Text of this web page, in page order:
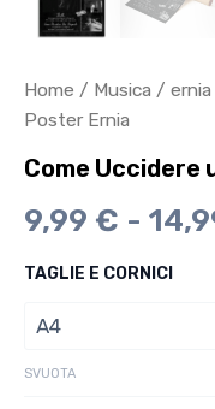
Home / Musica / ernia
Poster Ernia
Come Uccidere
9,99 € -
TAGLIE E CORNICI
SVUOTA